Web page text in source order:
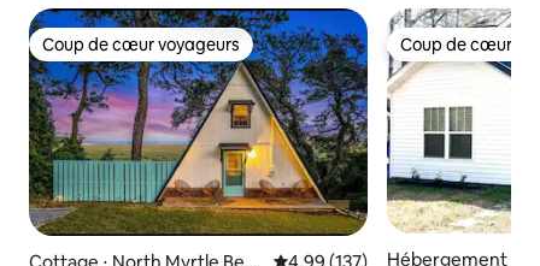
Coup de cœur voyageurs
Coup de cœur voyageurs Coup de cœur
Coup de cœur
Hébergement ⋅